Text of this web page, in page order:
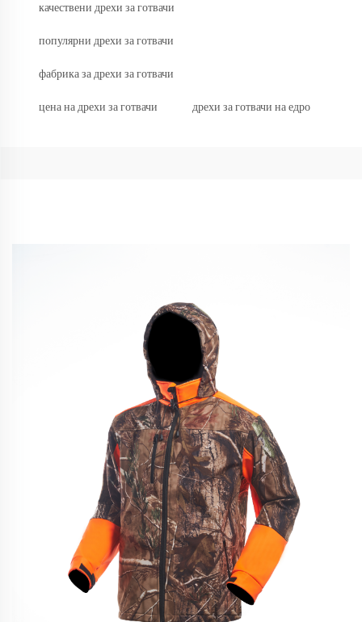
качествени дрехи за готвачи
популярни дрехи за готвачи
фабрика за дрехи за готвачи
цена на дрехи за готвачи дрехи за готвачи на едро